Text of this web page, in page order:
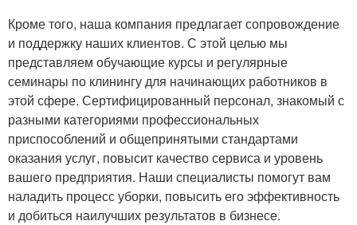
Кроме того, наша компания предлагает сопровождение
и поддержку наших клиентов. С этой целью мы
представляем обучающие курсы и регулярные
семинары по клинингу для начинающих работников в
этой сфере. Сертифицированный персонал, знакомый с
разными категориями профессиональных
приспособлений и общепринятыми стандартами
оказания услуг, повысит качество сервиса и уровень
вашего предприятия. Наши специалисты помогут вам
наладить процесс уборки, повысить его эффективность
и добиться наилучших результатов в бизнесе.